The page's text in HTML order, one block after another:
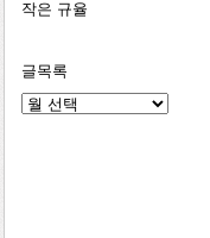
작은 규율
글목록
글